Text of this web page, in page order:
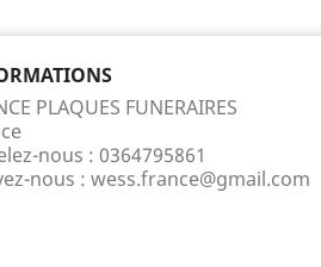
PLAQUES FUNERAIRES
nous : 0364795861
nous : wess.france@gmail.com